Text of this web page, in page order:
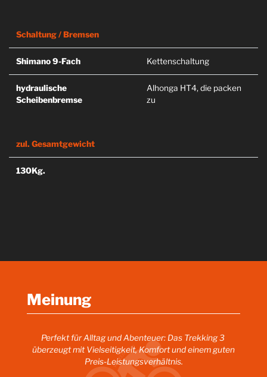
Schaltung / Bremsen
Shimano 9-Fach Kettenschaltung
hydraulische
Scheibenbremse
Alhonga HT4, die packen
zu
zul. Gesamtgewicht
130Kg.
Meinung
Perfekt für Alltag und Abenteuer: Das Trekking 3
überzeugt mit Vielseitigkeit, Komfort und einem guten
Preis-Leistungsverhältnis.